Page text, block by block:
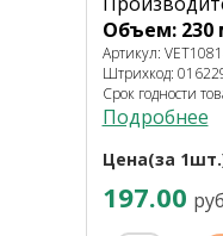
Объем: 230
Артикул:
Штрихкод:
Срок годности
Подробнее
Цена(за
197.00